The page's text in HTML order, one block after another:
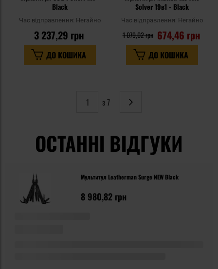
Black
Час відправлення: Негайно
3 237,29 грн
ДО КОШИКА
Solver 19в1 - Black
Час відправлення: Негайно
674,46 грн
1 079,02 грн
ДО КОШИКА
з 7
Сторінка
Наступне
ОСТАННІ ВІДГУКИ
Мультитул Leatherman Surge NEW Black
8 980,82 грн